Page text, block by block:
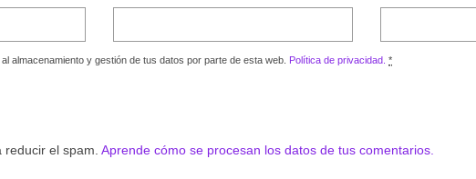
almacenamiento y gestión de tus datos por parte de esta web. Política de privacidad. *
el spam. Aprende cómo se procesan los datos de tus comentarios.